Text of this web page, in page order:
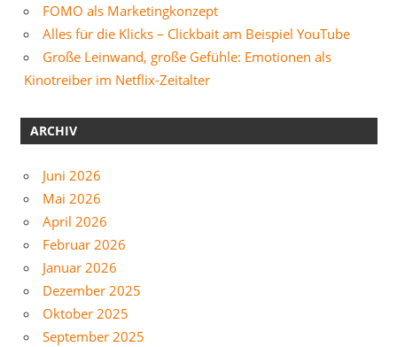
FOMO als Marketingkonzept
Alles für die Klicks – Clickbait am Beispiel YouTube
Große Leinwand, große Gefühle: Emotionen als
Kinotreiber im Netflix-Zeitalter
ARCHIV
Juni 2026
Mai 2026
April 2026
Februar 2026
Januar 2026
Dezember 2025
Oktober 2025
September 2025